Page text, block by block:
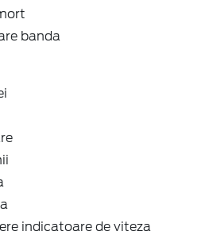
banda
indicatoare de viteza